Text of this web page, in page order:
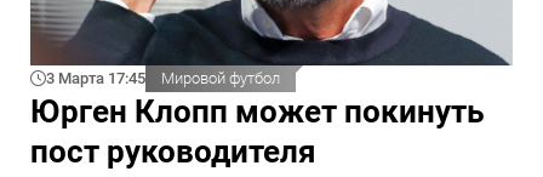
3 Марта 17:45 Мировой футбол
Юрген Клопп может покинуть
пост руководителя